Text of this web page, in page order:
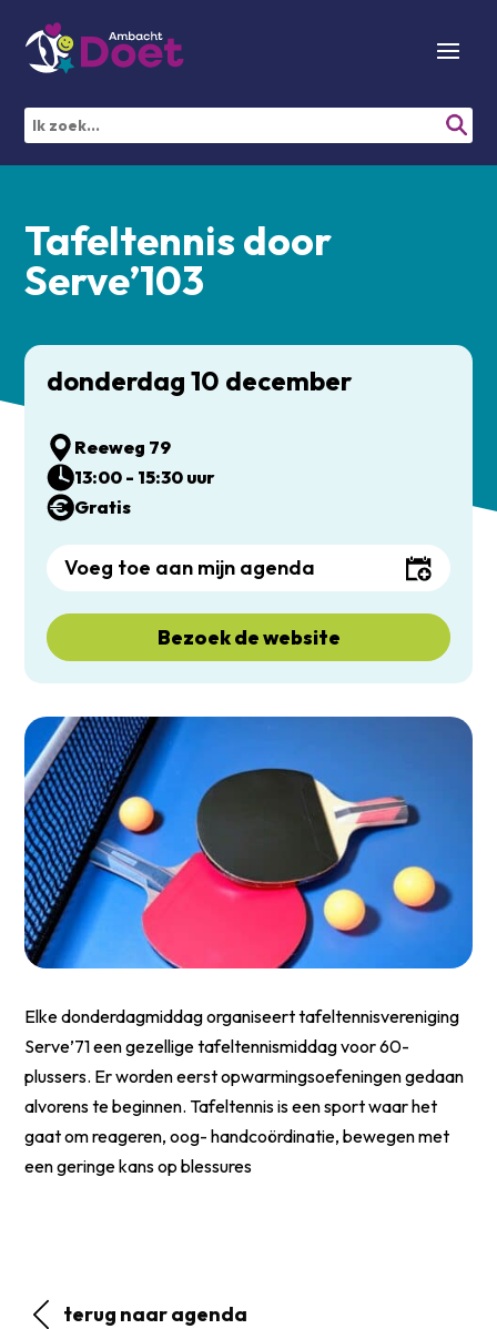
Tafeltennis door
Serve’103
Elke donderdagmiddag organiseert tafeltennisvereniging
Serve’71 een gezellige tafeltennismiddag voor 60-
plussers. Er worden eerst opwarmingsoefeningen gedaan
alvorens te beginnen. Tafeltennis is een sport waar het
gaat om reageren, oog- handcoördinatie, bewegen met
een geringe kans op blessures
terug naar agenda
donderdag 10 december
Reeweg 79
13:00 - 15:30 uur
Gratis
Voeg toe aan mijn agenda
Bezoek de website